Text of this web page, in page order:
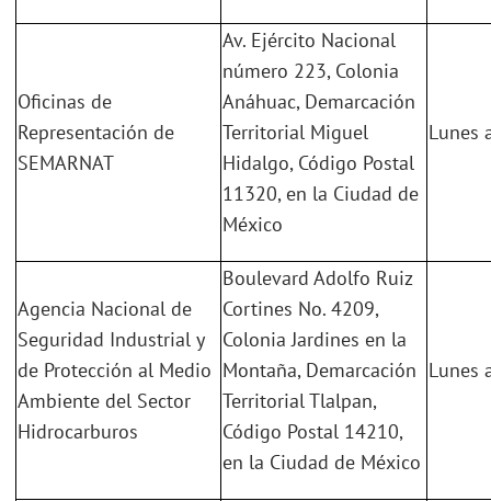
Oficinas de
Representación de
SEMARNAT
Av. Ejército Nacional
número 223, Colonia
Anáhuac, Demarcación
Territorial Miguel
Hidalgo, Código Postal
11320, en la Ciudad de
México
Lunes
Agencia Nacional de
Seguridad Industrial y
de Protección al Medio
Ambiente del Sector
Hidrocarburos
Boulevard Adolfo Ruiz
Cortines No. 4209,
Colonia Jardines en la
Montaña, Demarcación
Territorial Tlalpan,
Código Postal 14210,
en la Ciudad de México
Lunes